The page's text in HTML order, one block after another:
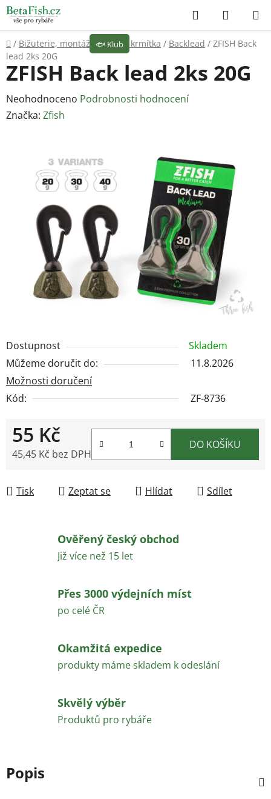
Přejít
na
obsah
Hledat
KOŠÍK
Domů
/ Bižuterie, montáže / Olova, krmítka / Backlead / ZFISH Back
lead 2ks 20G
Dostupnost
Skladem
Můžeme doručit do:
11.8.2026
Možnosti doručení
Kód:
ZF-8736
55 Kč
45,45 Kč bez DPH
DO KOŠÍKU
Tisk Zeptat se Hlídat Sdílet
ZFISH Back lead 2ks 20G
Průměrné
hodnocení
hvězdiček.
Neohodnoceno Podrobnosti hodnocení
Značka: Zfish
Ověřený český obchod
Již více než 15 let
Přes 3000 výdejních míst
po celé ČR
Okamžitá expedice
produkty máme skladem k odeslání
Skvělý výběr
Produktů pro rybáře
Popis
🐟 Klub